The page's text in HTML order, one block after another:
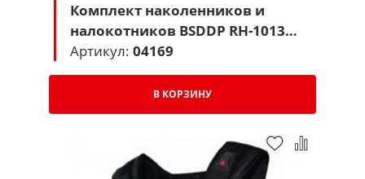
Комплект наколенников и
налокотников BSDDP RH-1013
(черный)
Артикул: 04169
В КОРЗИНУ